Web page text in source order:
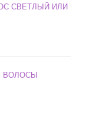
СВЕТЛЫЙ ИЛИ
ВОЛОСЫ